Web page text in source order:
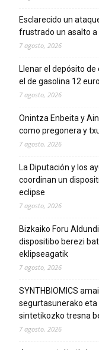
Esclarecido un
frustrado un asalto a
7 agosto, 2026
Llenar el depósito
el de gasolina 12
7 agosto, 2026
Onintza Enbeita y
como pregonera y
7 agosto, 2026
La Diputación y los
coordinan un
eclipse
7 agosto, 2026
Bizkaiko Foru
dispositibo berezi
eklipseagatik
7 agosto, 2026
SYNTHBIOMICS
segurtasunerako
sintetikozko tresna
7 agosto, 2026